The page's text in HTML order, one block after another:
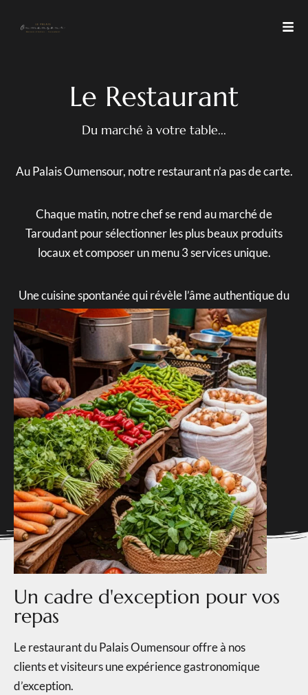
Le Restaurant
Du marché à votre table...
Au Palais Oumensour, notre restaurant n’a pas de carte.
Chaque matin, notre chef se rend au marché de
Taroudant pour sélectionner les plus beaux produits
locaux et composer un menu 3 services unique.
Une cuisine spontanée qui révèle l’âme authentique du
Maroc.
Un cadre d'exception pour vos
repas
Le restaurant du Palais Oumensour offre à nos
clients et visiteurs une expérience gastronomique
d’exception.